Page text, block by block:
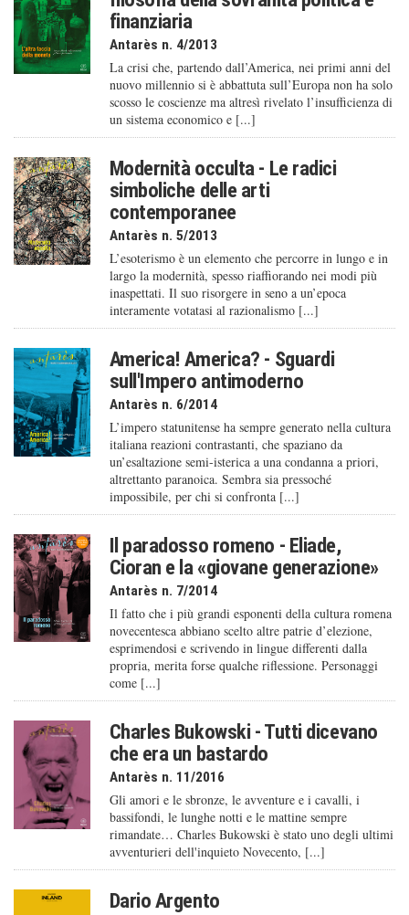
finanziaria
Antarès n. 4/2013
La crisi che, partendo dall’America, nei primi anni del
nuovo millennio si è abbattuta sull’Europa non ha solo
scosso le coscienze ma altresì rivelato l’insufficienza di
un sistema economico e [...]
Modernità occulta - Le radici
simboliche delle arti
contemporanee
Antarès n. 5/2013
L’esoterismo è un elemento che percorre in lungo e in
largo la modernità, spesso riaffiorando nei modi più
inaspettati. Il suo risorgere in seno a un’epoca
interamente votatasi al razionalismo [...]
America! America? - Sguardi
sull'Impero antimoderno
Antarès n. 6/2014
L’impero statunitense ha sempre generato nella cultura
italiana reazioni contrastanti, che spaziano da
un’esaltazione semi-isterica a una condanna a priori,
altrettanto paranoica. Sembra sia pressoché
impossibile, per chi si confronta [...]
Il paradosso romeno - Eliade,
Cioran e la «giovane generazione»
Antarès n. 7/2014
Il fatto che i più grandi esponenti della cultura romena
novecentesca abbiano scelto altre patrie d’elezione,
esprimendosi e scrivendo in lingue differenti dalla
propria, merita forse qualche riflessione. Personaggi
come [...]
Charles Bukowski - Tutti dicevano
che era un bastardo
Antarès n. 11/2016
Gli amori e le sbronze, le avventure e i cavalli, i
bassifondi, le lunghe notti e le mattine sempre
rimandate… Charles Bukowski è stato uno degli ultimi
avventurieri dell'inquieto Novecento, [...]
Dario Argento